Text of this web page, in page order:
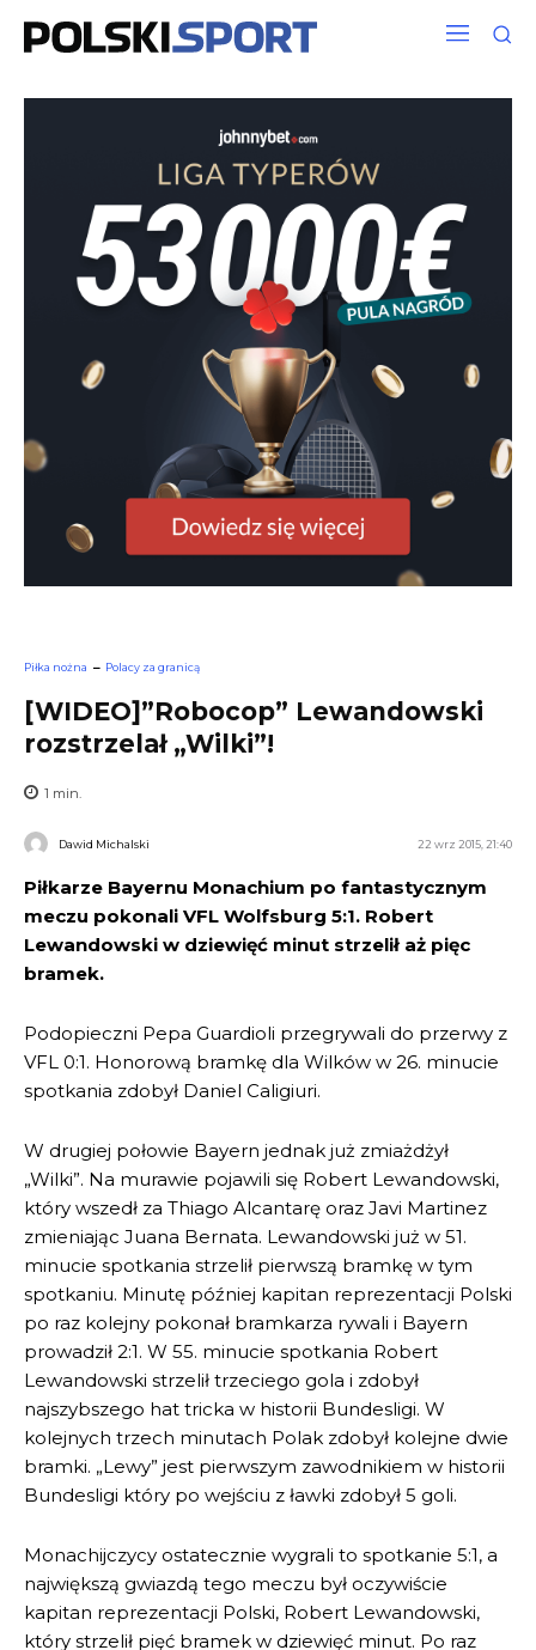
Piłka nożna Polacy za granicą
[WIDEO]”Robocop” Lewandowski
rozstrzelał „Wilki”!
1 min.
Dawid Michalski 22 wrz 2015, 21:40
Piłkarze Bayernu Monachium po fantastycznym
meczu pokonali VFL Wolfsburg 5:1. Robert
Lewandowski w dziewięć minut strzelił aż pięc
bramek.
Podopieczni Pepa Guardioli przegrywali do przerwy z
VFL 0:1. Honorową bramkę dla Wilków w 26. minucie
spotkania zdobył Daniel Caligiuri.
W drugiej połowie Bayern jednak już zmiażdżył
„Wilki”. Na murawie pojawili się Robert Lewandowski,
który wszedł za Thiago Alcantarę oraz Javi Martinez
zmieniając Juana Bernata. Lewandowski już w 51.
minucie spotkania strzelił pierwszą bramkę w tym
spotkaniu. Minutę później kapitan reprezentacji Polski
po raz kolejny pokonał bramkarza rywali i Bayern
prowadził 2:1. W 55. minucie spotkania Robert
Lewandowski strzelił trzeciego gola i zdobył
najszybszego hat tricka w historii Bundesligi. W
kolejnych trzech minutach Polak zdobył kolejne dwie
bramki. „Lewy” jest pierwszym zawodnikiem w historii
Bundesligi który po wejściu z ławki zdobył 5 goli.
Monachijczycy ostatecznie wygrali to spotkanie 5:1, a
największą gwiazdą tego meczu był oczywiście
kapitan reprezentacji Polski, Robert Lewandowski,
który strzelił pięć bramek w dziewięć minut. Po raz